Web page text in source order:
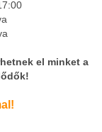
el minket a